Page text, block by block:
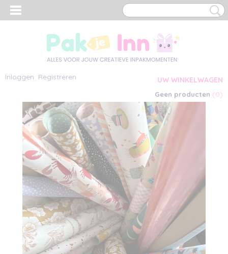
Inloggen Registreren UW WINKELWAGEN
Geen producten (0)